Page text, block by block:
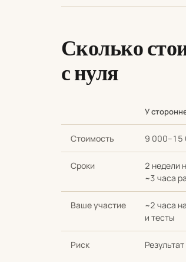
Сколько
с нуля
У
Стоимость 9 000–15
Сроки
2 недели
~3 часа
Ваше участие
~2 часа
и тесты
Риск